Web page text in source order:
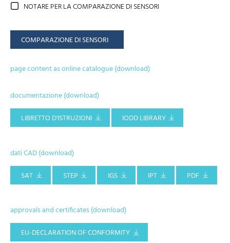
NOTARE PER LA COMPARAZIONE DI SENSORI
COMPARAZIONE DI SENSORI
page content as online catalogue (download)
documentazione (download)
LIBRETTO D'ISTRUZIONI
IODD LIBRARY
dati CAD (download)
SAT
STEP IGS IPT PDF
approvals and certificates (download)
EU-DECLARATION OF CONFORMITY